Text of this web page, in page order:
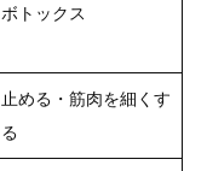
ボトックス
止める・筋肉を細くす
る